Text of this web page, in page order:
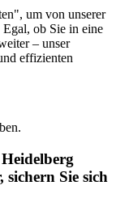
um von unserer
ob Sie in eine
– unser
effizienten
Sie sich